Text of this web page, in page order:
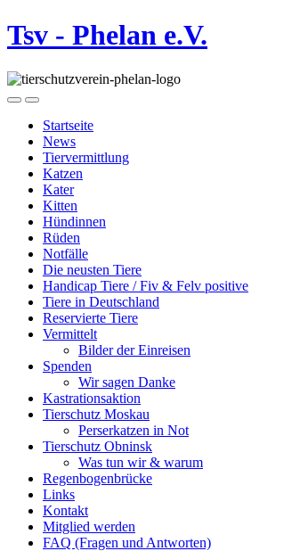
Tsv - Phelan e.V.
Startseite
News
Tiervermittlung
Katzen
Kater
Kitten
Hündinnen
Rüden
Notfälle
Die neusten Tiere
Handicap Tiere / Fiv & Felv positive
Tiere in Deutschland
Reservierte Tiere
Vermittelt
Bilder der Einreisen
Spenden
Wir sagen Danke
Kastrationsaktion
Tierschutz Moskau
Perserkatzen in Not
Tierschutz Obninsk
Was tun wir & warum
Regenbogenbrücke
Links
Kontakt
Mitglied werden
FAQ (Fragen und Antworten)